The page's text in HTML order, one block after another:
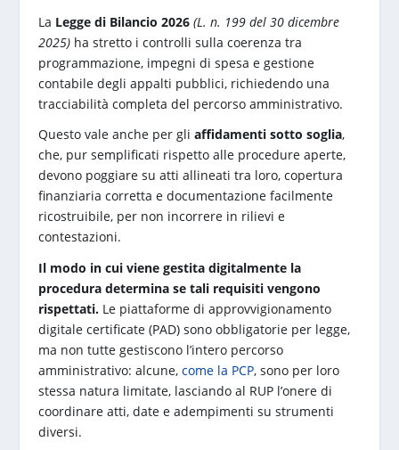
La Legge di Bilancio 2026 (L. n. 199 del 30 dicembre
2025)ha stretto i controlli sulla coerenza tra
programmazione, impegni di spesa e gestione
contabile degli appalti pubblici, richiedendo una
tracciabilità completa del percorso amministrativo.
Questo vale anche per gli affidamenti sotto soglia,
che, pur semplificati rispetto alle procedure aperte,
devono poggiare su atti allineati tra loro, copertura
finanziaria corretta e documentazione facilmente
ricostruibile, per non incorrere in rilievi e
contestazioni.
Il modo in cui viene gestita digitalmente la
procedura determina se tali requisiti vengono
rispettati.Le piattaforme di approvvigionamento
digitale certificate (PAD) sono obbligatorie per legge,
ma non tutte gestiscono l’intero percorso
amministrativo: alcune, come la PCP, sono per loro
stessa natura limitate, lasciando al RUP l’onere di
coordinare atti, date e adempimenti su strumenti
diversi.